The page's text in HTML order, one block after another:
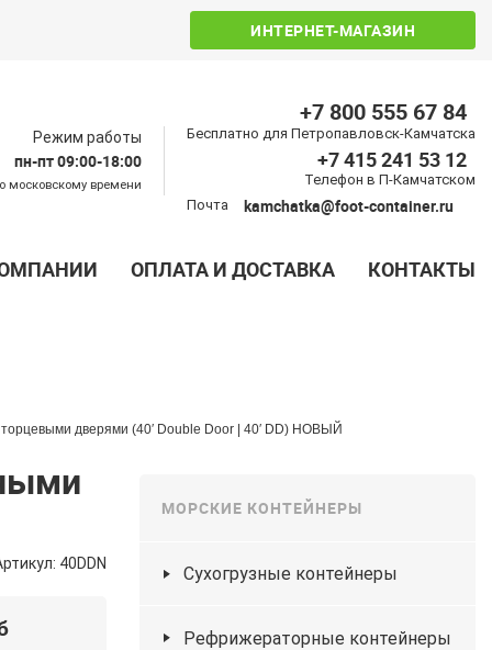
ИНТЕРНЕТ-МАГАЗИН
Режим работы
пн-пт 09:00-18:00
московскому времени
Бесплатно для Петропавловск-Камчатска
+7 800 555 67 84
Телефон в П-Камчатском
+7 415 241 53 12
Почта kamchatka@foot-container.ru
ОПЛАТА И ДОСТАВКА КОНТАКТЫ
дверями (40′ Double Door | 40′ DD) НОВЫЙ
40DDN
МОРСКИЕ КОНТЕЙНЕРЫ
Сухогрузные контейнеры
Рефрижераторные контейнеры